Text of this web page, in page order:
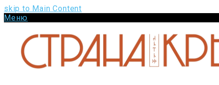
skip to Main Content
Меню